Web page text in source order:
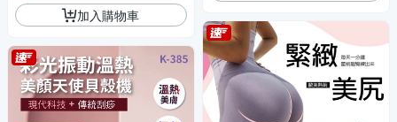
加入購物車